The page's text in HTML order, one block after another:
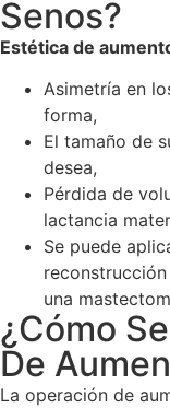
Senos?
Estética de
Asimetría en
forma,
El tamaño de
desea,
Pérdida de
lactancia
Se puede
una
¿Cómo
De
La operación de